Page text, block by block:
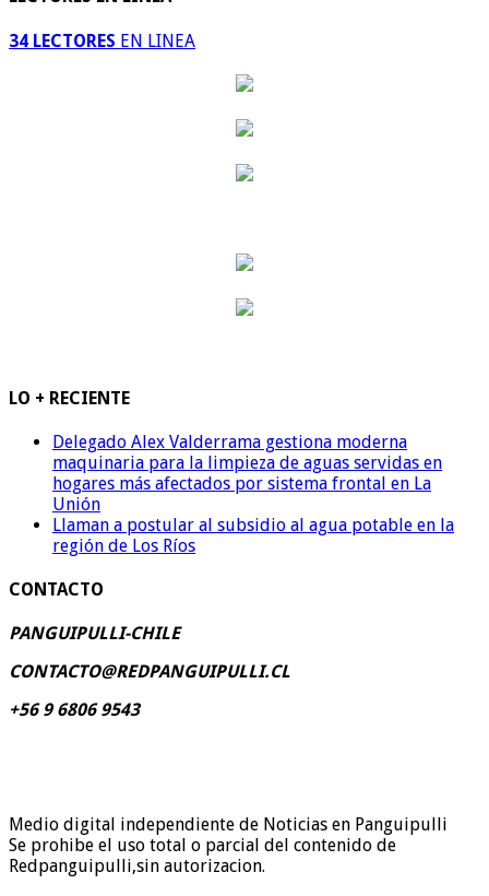
34 LECTORES EN LINEA
LO + RECIENTE
Delegado Alex Valderrama gestiona moderna
maquinaria para la limpieza de aguas servidas en
hogares más afectados por sistema frontal en La
Unión
Llaman a postular al subsidio al agua potable en la
región de Los Ríos
CONTACTO
PANGUIPULLI-CHILE
CONTACTO@REDPANGUIPULLI.CL
+56 9 6806 9543
Medio digital independiente de Noticias en Panguipulli
Se prohibe el uso total o parcial del contenido de
Redpanguipulli,sin autorizacion.